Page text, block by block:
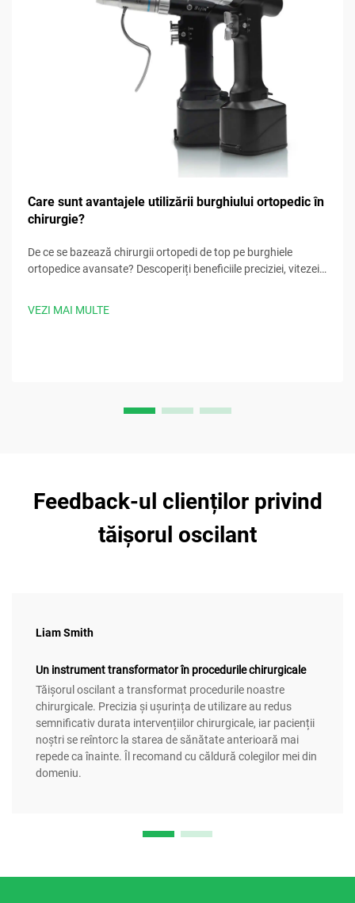
Care sunt avantajele utilizării burghiului ortopedic în
chirurgie?
De ce se bazează chirurgii ortopedi de top pe burghiele
ortopedice avansate? Descoperiți beneficiile preciziei, vitezei,
VEZI MAI MULTE
Feedback-ul clienților privind
tăișorul oscilant
Liam Smith
Un instrument transformator în procedurile chirurgicale
Tăișorul oscilant a transformat procedurile noastre
chirurgicale. Precizia și ușurința de utilizare au redus
semnificativ durata intervențiilor chirurgicale, iar pacienții
noștri se reîntorc la starea de sănătate anterioară mai
repede ca înainte. Îl recomand cu căldură colegilor mei din
domeniu.